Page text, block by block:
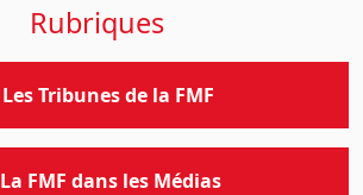
Rubriques
Les Tribunes de la FMF
La FMF dans les Médias